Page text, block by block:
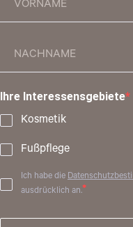
Ihre Interessensgebiete
Kosmetik
Fußpflege
Ich habe die
ausdrücklich an.